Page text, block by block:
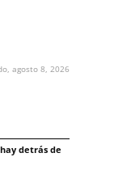
agosto 8, 2026
detrás de